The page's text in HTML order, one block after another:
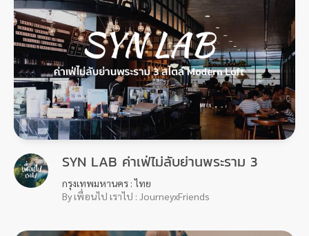
SYN LAB ค่าเฟ่ไม่ลับย่านพระราม 3
กรุงเทพมหานคร : ไทย
By เพื่อนไป เราไป : JourneyxFriends